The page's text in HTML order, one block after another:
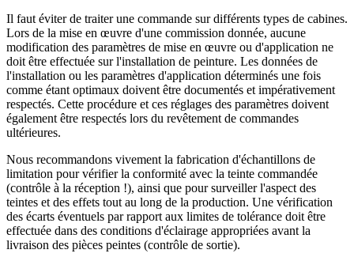
Il faut éviter de traiter une commande sur différents types de cabines.
Lors de la mise en œuvre d'une commission donnée, aucune
modification des paramètres de mise en œuvre ou d'application ne
doit être effectuée sur l'installation de peinture. Les données de
l'installation ou les paramètres d'application déterminés une fois
comme étant optimaux doivent être documentés et impérativement
respectés. Cette procédure et ces réglages des paramètres doivent
également être respectés lors du revêtement de commandes
ultérieures.
Nous recommandons vivement la fabrication d'échantillons de
limitation pour vérifier la conformité avec la teinte commandée
(contrôle à la réception !), ainsi que pour surveiller l'aspect des
teintes et des effets tout au long de la production. Une vérification
des écarts éventuels par rapport aux limites de tolérance doit être
effectuée dans des conditions d'éclairage appropriées avant la
livraison des pièces peintes (contrôle de sortie).